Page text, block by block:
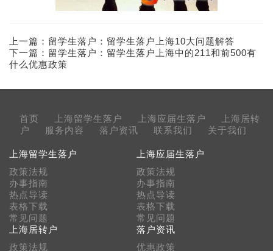
上一篇： 留学生落户：留学生落户上海10大问题解答
下一篇： 留学生落户：留学生落户上海中的211和前500有
什么优惠政策
首页 上海留学生落户 上海应届生落户
上海居转
户
服务内容 落户资讯 联系我们 关于我们
上海留学生落户
政策法规
办事指南
热点导读
表格下载
常见问题
上海应届生落户
政策法规
办事指南
热点导读
表格下载
常见问题
上海居转户
政策法规
落户资讯
优惠政策